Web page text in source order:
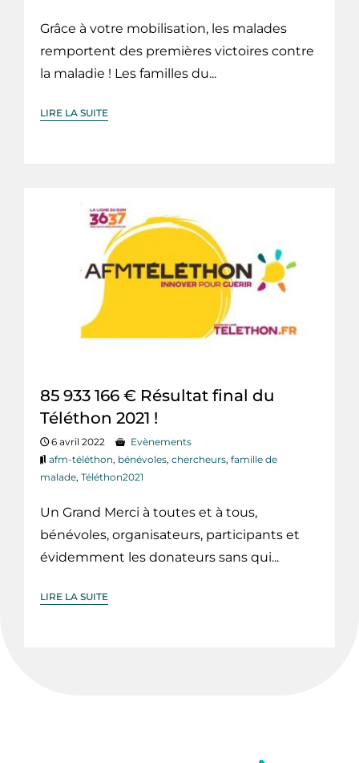
Grâce à votre mobilisation, les malades
remportent des premières victoires contre
la maladie ! Les familles du...
LIRE LA SUITE
85 933 166 € Résultat final du
Téléthon 2021 !
6 avril 2022
Evènements
afm-téléthon, bénévoles, chercheurs, famille de
malade, Téléthon2021
Un Grand Merci à toutes et à tous,
bénévoles, organisateurs, participants et
évidemment les donateurs sans qui...
LIRE LA SUITE